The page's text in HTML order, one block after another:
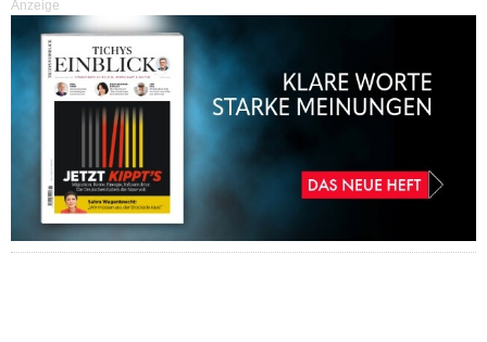
Anzeige